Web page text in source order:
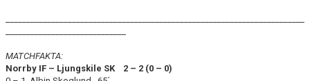
MATCHFAKTA:
Norrby IF – Ljungskile SK
2 – 2 (0 – 0)